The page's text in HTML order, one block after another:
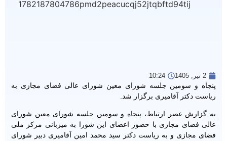
2 تیر, 1405 10:24
پنجاه و سومین جلسه شورای معین شورای عالی فضای مجازی به
ریاست دکتر آقامیری برگزار شد.
به گزارش عصر ارتباط، پنجاه و سومین جلسه شورای معین شورای
عالی فضای مجازی با حضور اعضای این شورا به میزبانی مرکز ملی
فضای مجازی و به ریاست دکتر سید محمد امین آقامیری دبیر شورای